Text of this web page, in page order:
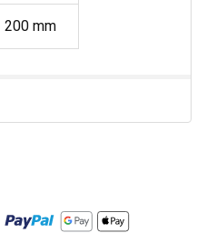
200 mm